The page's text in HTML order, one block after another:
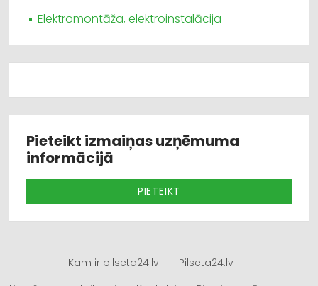
Elektromontāža, elektroinstalācija
Pieteikt izmaiņas uzņēmuma
informācijā
PIETEIKT
Kam ir pilseta24.lv
Pilseta24.lv